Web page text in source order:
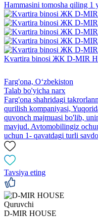
Hammasini tomosha qiling 1
Kvartira binosi ЖК D-MIR
Farg'ona, Oʻzbekiston
Talab bo'yicha narx
Farg'ona shahridagi
qurilish kompaniyasi,
quvonch majmuasi bo'lib,
mavjud. Avtomobilingiz
uchun 1- qavatdagi turli
Tavsiya eting
Quruvchi
D-MIR HOUSE